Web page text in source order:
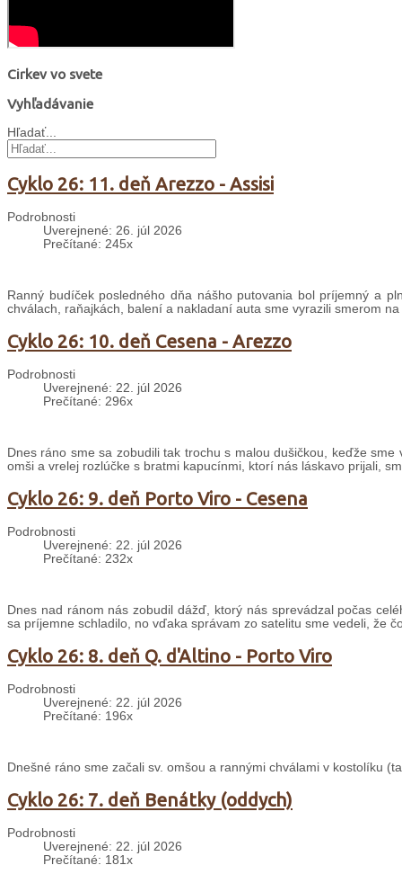
Cirkev vo svete
Vyhľadávanie
Hľadať...
Cyklo 26: 11. deň Arezzo - Assisi
Podrobnosti
Uverejnené: 26. júl 2026
Prečítané: 245x
Ranný budíček posledného dňa nášho putovania bol príjemný a
chválach, raňajkách, balení a nakladaní auta sme vyrazili smerom
Cyklo 26: 10. deň Cesena - Arezzo
Podrobnosti
Uverejnené: 22. júl 2026
Prečítané: 296x
Dnes ráno sme sa zobudili tak trochu s malou dušičkou, keďže
omši a vrelej rozlúčke s bratmi kapucínmi, ktorí nás láskavo prijali,
Cyklo 26: 9. deň Porto Viro - Cesena
Podrobnosti
Uverejnené: 22. júl 2026
Prečítané: 232x
Dnes nad ránom nás zobudil dážď, ktorý nás sprevádzal počas
sa príjemne schladilo, no vďaka správam zo satelitu sme vedeli, že
Cyklo 26: 8. deň Q. d'Altino - Porto Viro
Podrobnosti
Uverejnené: 22. júl 2026
Prečítané: 196x
Dnešné ráno sme začali sv. omšou a rannými chválami v kostolíku
Cyklo 26: 7. deň Benátky (oddych)
Podrobnosti
Uverejnené: 22. júl 2026
Prečítané: 181x